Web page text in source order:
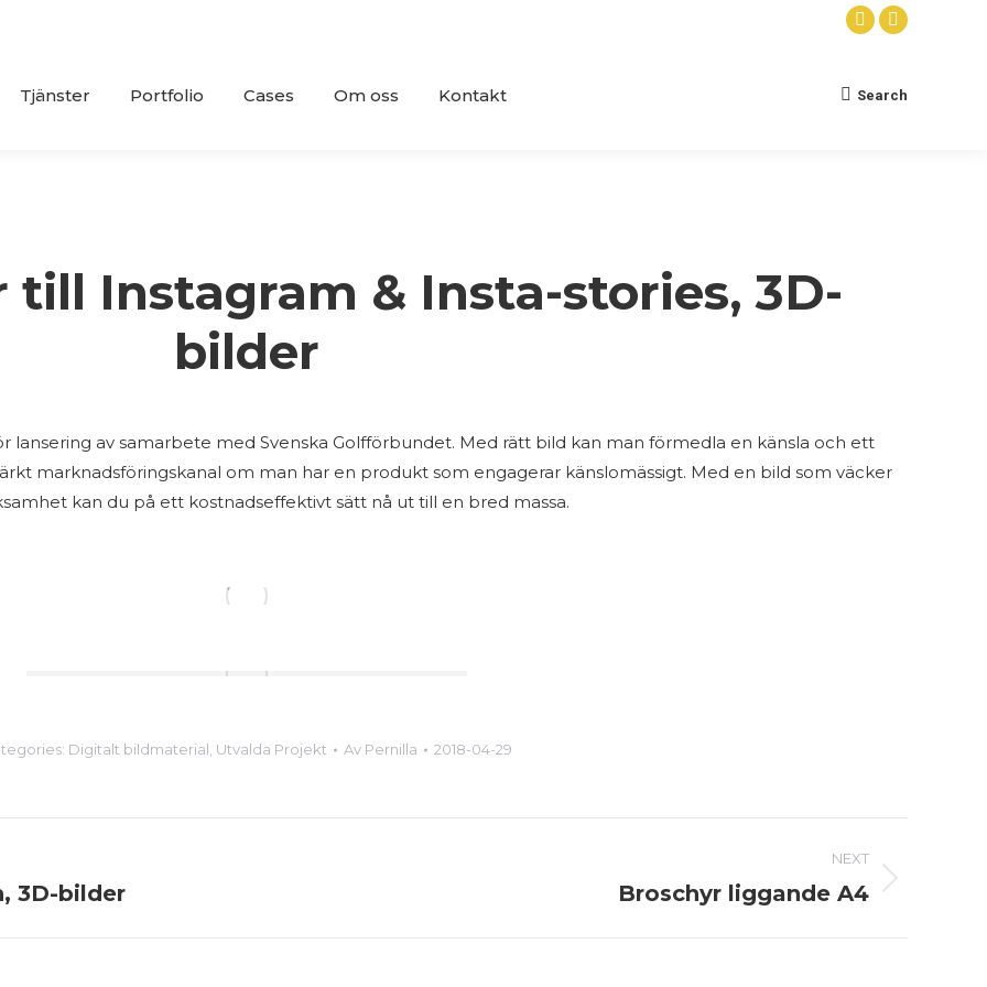
Facebook
opens
Instagram
opens
Tjänster Portfolio Cases Om oss Kontakt Search:
Search
Instagram & Insta-stories, 3D-
bilder
lansering av samarbete med Svenska Golfförbundet. Med rätt bild kan man förmedla en känsla och ett
marknadsföringskanal om man har en produkt som engagerar känslomässigt. Med en bild som väcker
kan du på ett kostnadseffektivt sätt nå ut till en bred massa.
Digitalt bildmaterial Utvalda Projekt Av Pernilla 2018-04-29
3D-bilder
NEXT
Broschyr liggande A4